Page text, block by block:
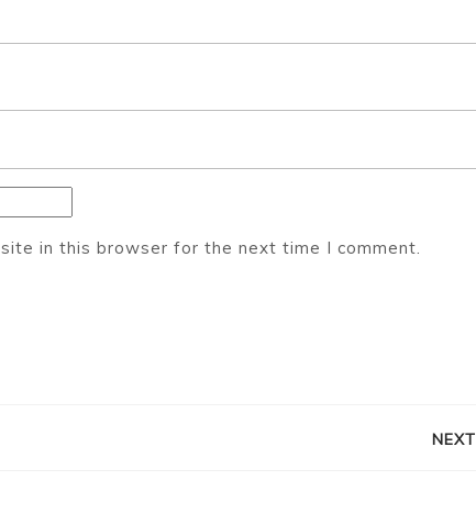
in this browser for the next time I comment.
NEXT